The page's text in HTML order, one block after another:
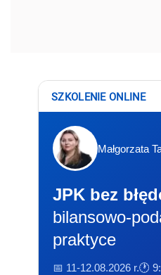
SZKOLENIE ONLINE
Małgorzata
JPK bez
bilansowo-
praktyce
📅 11-12.08.2026 r.🕐